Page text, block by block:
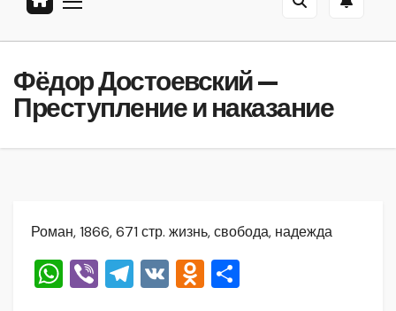
Фёдор Достоевский —
Преступление и наказание
Роман, 1866, 671 стр. жизнь, свобода, надежда
W Vi T V O